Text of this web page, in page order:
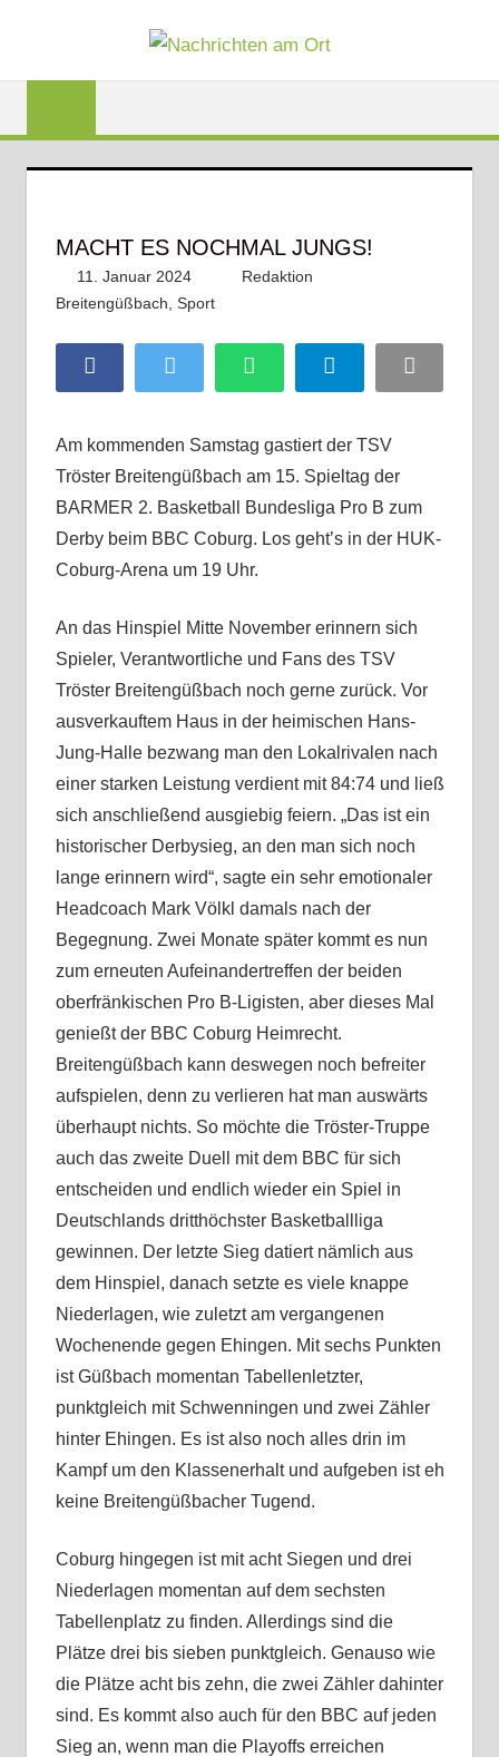
springen
ORT
Hallstadt,
Kemmern,
Lauter,
Reckendorf
MACHT ES NOCHMAL JUNGS!
11. Januar 2024
Redaktion
Breitengüßbach Sport
Am kommenden Samstag gastiert der TSV
Tröster Breitengüßbach am 15. Spieltag der
BARMER 2. Basketball Bundesliga Pro B zum
Derby beim BBC Coburg. Los geht’s in der HUK-
Coburg-Arena um 19 Uhr.
An das Hinspiel Mitte November erinnern sich
Spieler, Verantwortliche und Fans des TSV
Tröster Breitengüßbach noch gerne zurück. Vor
ausverkauftem Haus in der heimischen Hans-
Jung-Halle bezwang man den Lokalrivalen nach
einer starken Leistung verdient mit 84:74 und ließ
sich anschließend ausgiebig feiern. „Das ist ein
historischer Derbysieg, an den man sich noch
lange erinnern wird“, sagte ein sehr emotionaler
Headcoach Mark Völkl damals nach der
Begegnung. Zwei Monate später kommt es nun
zum erneuten Aufeinandertreffen der beiden
oberfränkischen Pro B-Ligisten, aber dieses Mal
genießt der BBC Coburg Heimrecht.
Breitengüßbach kann deswegen noch befreiter
aufspielen, denn zu verlieren hat man auswärts
überhaupt nichts. So möchte die Tröster-Truppe
auch das zweite Duell mit dem BBC für sich
entscheiden und endlich wieder ein Spiel in
Deutschlands dritthöchster Basketballliga
gewinnen. Der letzte Sieg datiert nämlich aus
dem Hinspiel, danach setzte es viele knappe
Niederlagen, wie zuletzt am vergangenen
Wochenende gegen Ehingen. Mit sechs Punkten
ist Güßbach momentan Tabellenletzter,
punktgleich mit Schwenningen und zwei Zähler
hinter Ehingen. Es ist also noch alles drin im
Kampf um den Klassenerhalt und aufgeben ist eh
keine Breitengüßbacher Tugend.
Coburg hingegen ist mit acht Siegen und drei
Niederlagen momentan auf dem sechsten
Tabellenplatz zu finden. Allerdings sind die
Plätze drei bis sieben punktgleich. Genauso wie
die Plätze acht bis zehn, die zwei Zähler dahinter
sind. Es kommt also auch für den BBC auf jeden
Sieg an, wenn man die Playoffs erreichen